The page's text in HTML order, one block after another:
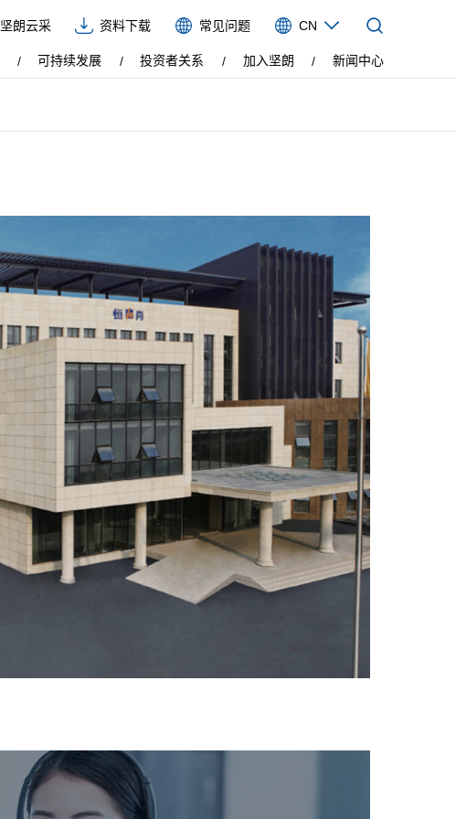
坚朗云采 资料下载 常见问题
CN
EN
可持续发展 投资者关系 加入坚朗 新闻中心